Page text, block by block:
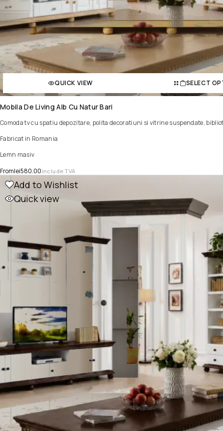
QUICK VIEW SELECT
Mobila De Living Alb Cu Natur Bari
Comoda tv cu spatiu depozitare, polita decoratiuni si vitrine suspendate,
Fabricat in Romania
Lemn masiv
Fromlei580.00 include TVA
Add to Wishlist
Quick view